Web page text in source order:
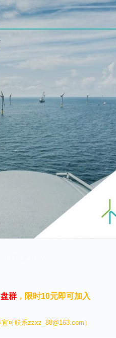
群 ，限时10元即可加入
可联系zzxz_88@163.com）